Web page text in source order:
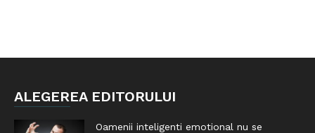
ALEGEREA EDITORULUI
Oamenii inteligenti emotional nu se